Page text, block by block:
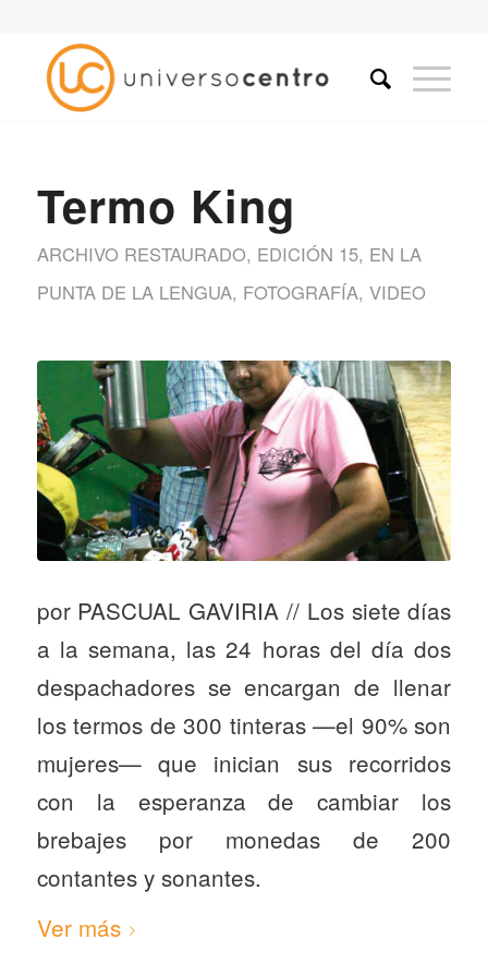
Termo King
ARCHIVO RESTAURADO, EDICIÓN 15, EN LA
PUNTA DE LA LENGUA, FOTOGRAFÍA, VIDEO
por PASCUAL GAVIRIA // Los siete días
a la semana, las 24 horas del día dos
despachadores se encargan de llenar
los termos de 300 tinteras —el 90% son
mujeres— que inician sus recorridos
con la esperanza de cambiar los
brebajes por monedas de 200
contantes y sonantes.
Ver más